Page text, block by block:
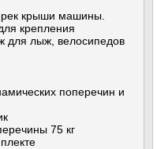
крыши машины.
крепления
для лыж, велосипедов
поперечин и
75 кг